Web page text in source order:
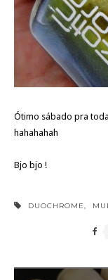
Ótimo sábado pra
hahahahah
Bjo bjo !
DUOCHROME